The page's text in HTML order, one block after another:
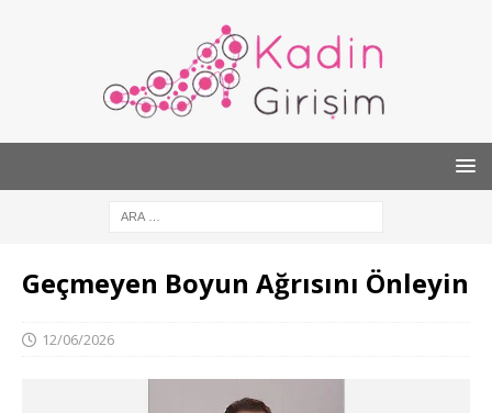
Geçmeyen Boyun Ağrısını Önleyin
12/06/2026